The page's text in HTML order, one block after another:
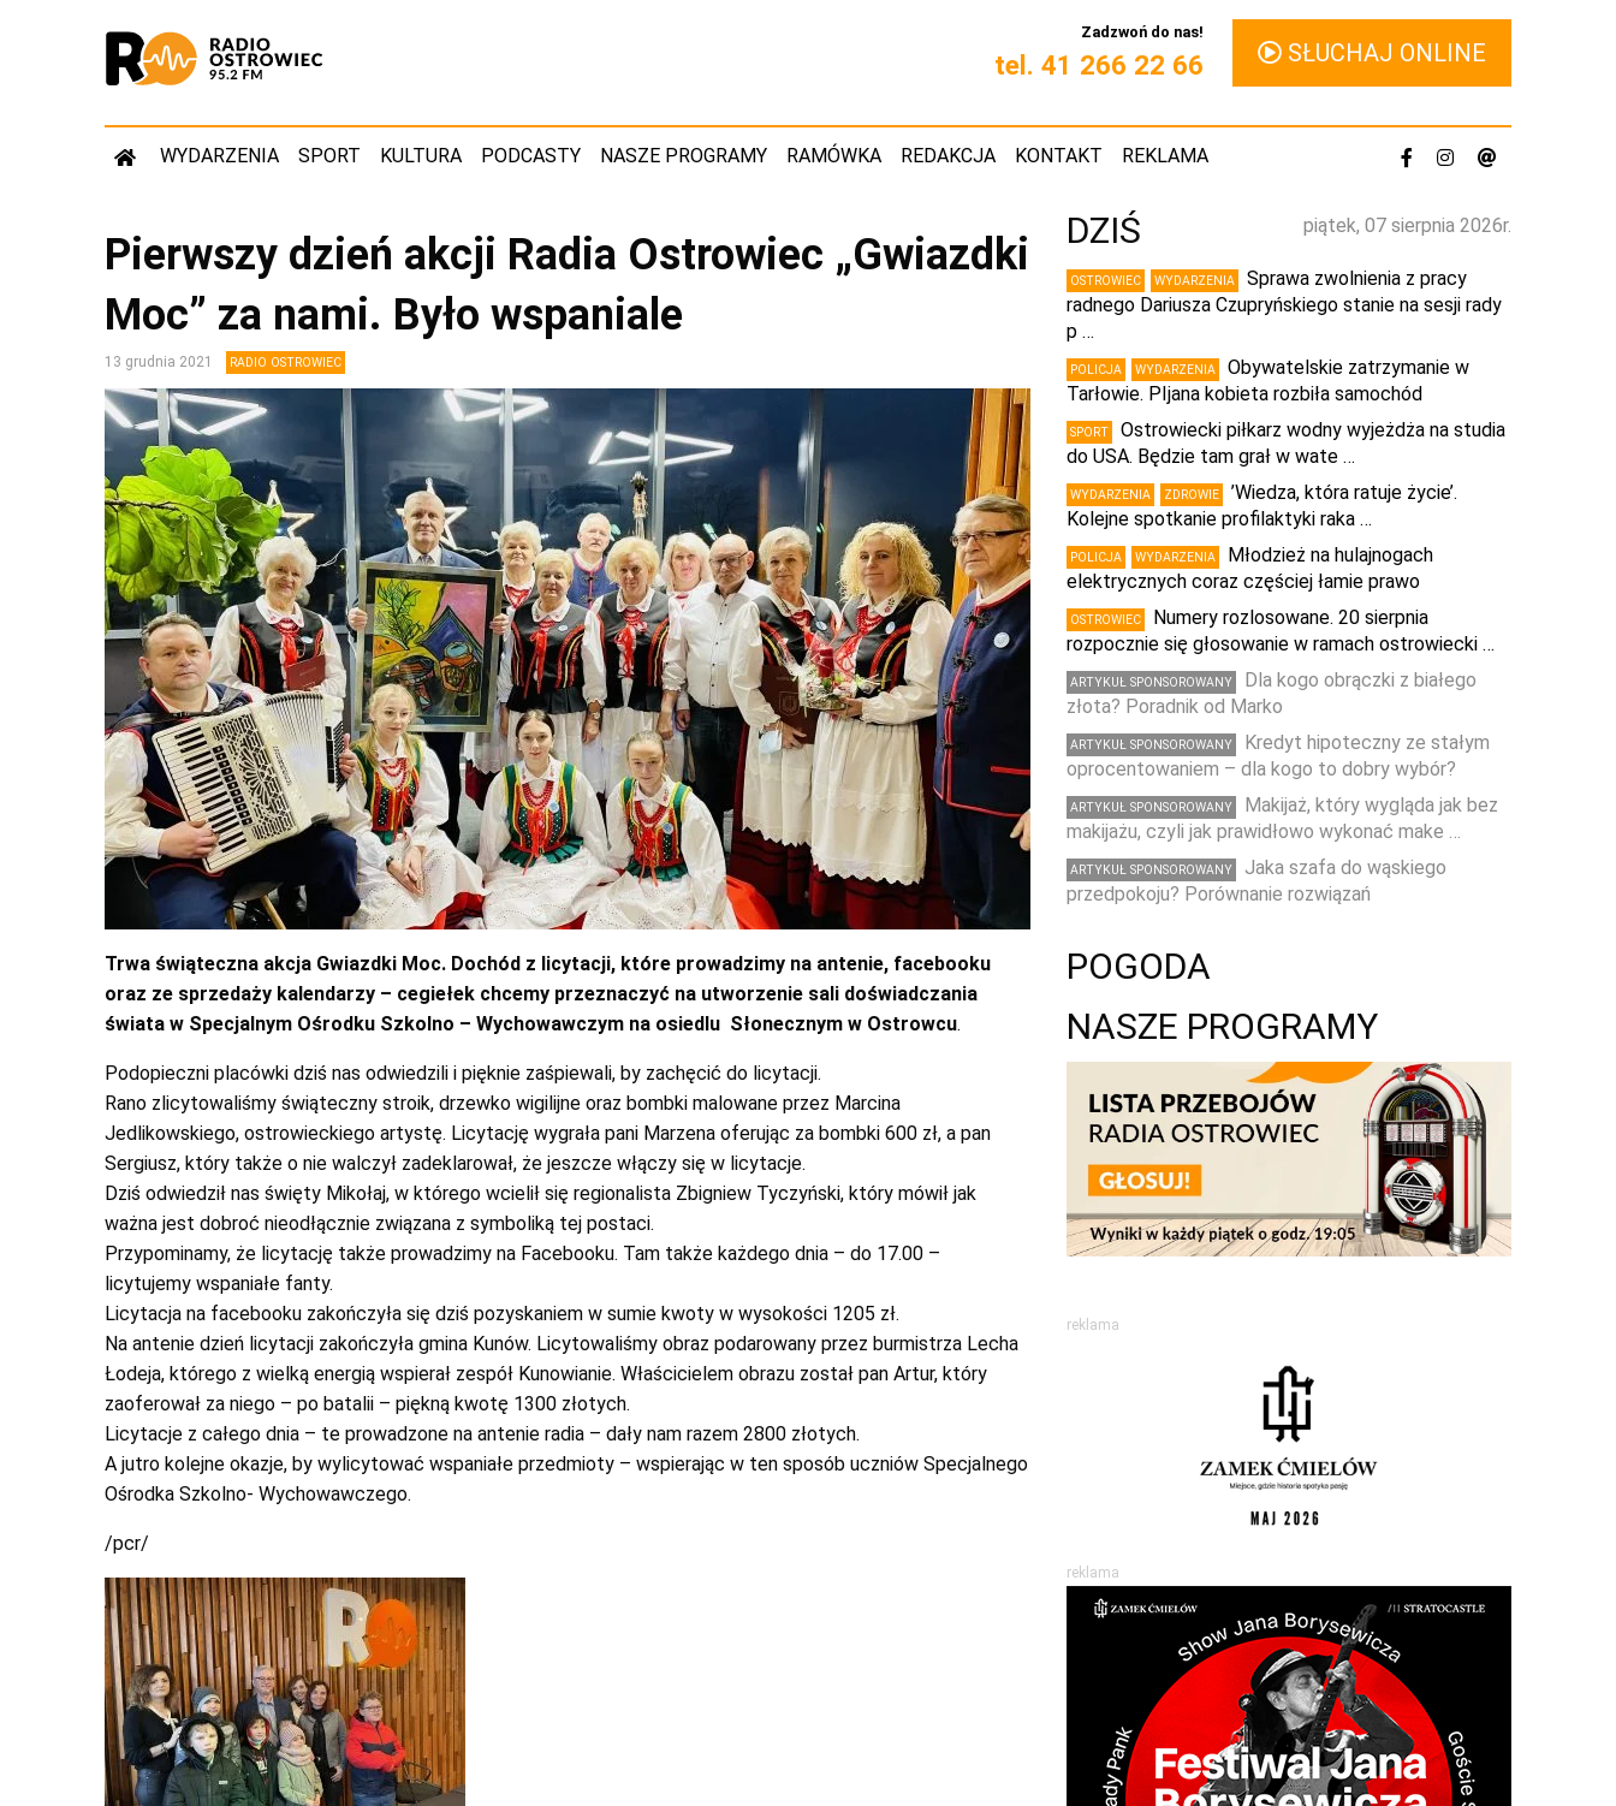
Zadzwoń do nas!
tel. 41 266 22 66 SŁUCHAJ ONLINE
WYDARZENIA SPORT KULTURA PODCASTY NASZE PROGRAMY RAMÓWKA REDAKCJA KONTAKT REKLAMA
Pierwszy dzień akcji Radia Ostrowiec „Gwiazdki
Moc” za nami. Było wspaniale
13 grudnia 2021 RADIO OSTROWIEC
Trwa świąteczna akcja Gwiazdki Moc. Dochód z licytacji, które prowadzimy na antenie, facebooku
oraz ze sprzedaży kalendarzy – cegiełek chcemy przeznaczyć na utworzenie sali doświadczania
świata w Specjalnym Ośrodku Szkolno – Wychowawczym na osiedlu Słonecznym w Ostrowcu.
Podopieczni placówki dziś nas odwiedzili i pięknie zaśpiewali, by zachęcić do licytacji.
Rano zlicytowaliśmy świąteczny stroik, drzewko wigilijne oraz bombki malowane przez Marcina
Jedlikowskiego, ostrowieckiego artystę. Licytację wygrała pani Marzena oferując za bombki 600 zł, a pan
Sergiusz, który także o nie walczył zadeklarował, że jeszcze włączy się w licytacje.
Dziś odwiedził nas święty Mikołaj, w którego wcielił się regionalista Zbigniew Tyczyński, który mówił jak
ważna jest dobroć nieodłącznie związana z symboliką tej postaci.
Przypominamy, że licytację także prowadzimy na Facebooku. Tam także każdego dnia – do 17.00 –
licytujemy wspaniałe fanty.
Licytacja na facebooku zakończyła się dziś pozyskaniem w sumie kwoty w wysokości 1205 zł.
Na antenie dzień licytacji zakończyła gmina Kunów. Licytowaliśmy obraz podarowany przez burmistrza Lecha
Łodeja, którego z wielką energią wspierał zespół Kunowianie. Właścicielem obrazu został pan Artur, który
zaoferował za niego – po batalii – piękną kwotę 1300 złotych.
Licytacje z całego dnia – te prowadzone na antenie radia – dały nam razem 2800 złotych.
A jutro kolejne okazje, by wylicytować wspaniałe przedmioty – wspierając w ten sposób uczniów Specjalnego
Ośrodka Szkolno- Wychowawczego.
/pcr/
piątek, 07 sierpnia 2026r.
DZIŚ
OSTROWIEC WYDARZENIA
Sprawa zwolnienia z pracy
radnego Dariusza Czupryńskiego stanie na sesji rady
p …
POLICJA WYDARZENIA
Obywatelskie zatrzymanie w
Tarłowie. PIjana kobieta rozbiła samochód
SPORT
Ostrowiecki piłkarz wodny wyjeżdża na studia
do USA. Będzie tam grał w wate …
WYDARZENIA ZDROWIE
’Wiedza, która ratuje życie’.
Kolejne spotkanie profilaktyki raka …
POLICJA WYDARZENIA
Młodzież na hulajnogach
elektrycznych coraz częściej łamie prawo
OSTROWIEC
Numery rozlosowane. 20 sierpnia
rozpocznie się głosowanie w ramach ostrowiecki …
ARTYKUŁ SPONSOROWANY
Dla kogo obrączki z białego
złota? Poradnik od Marko
ARTYKUŁ SPONSOROWANY
Kredyt hipoteczny ze stałym
oprocentowaniem – dla kogo to dobry wybór?
ARTYKUŁ SPONSOROWANY
Makijaż, który wygląda jak bez
makijażu, czyli jak prawidłowo wykonać make …
ARTYKUŁ SPONSOROWANY
Jaka szafa do wąskiego
przedpokoju? Porównanie rozwiązań
POGODA
NASZE PROGRAMY
reklama
reklama